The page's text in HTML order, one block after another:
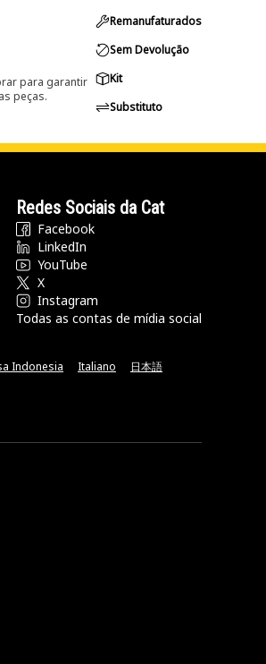
para garantir
peças.
Remanufaturados
Sem Devolução
Kit
Substituto
Redes Sociais da Cat
Facebook
LinkedIn
YouTube
X
Instagram
Todas as contas de mídia social
Indonesia Italiano 日本語